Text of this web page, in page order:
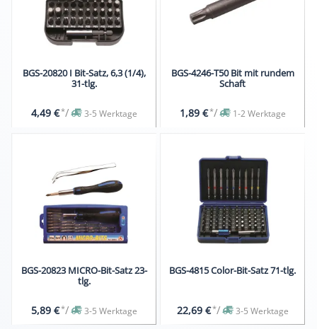
BGS-20820 I Bit-Satz, 6,3 (1/4),
31-tlg.
4,49 €*/ 3-5 Werktage
BGS-4246-T50 Bit mit rundem
Schaft
1,89 €*/ 1-2 Werktage
BGS-20823 MICRO-Bit-Satz 23-
tlg.
5,89 €*/ 3-5 Werktage
BGS-4815 Color-Bit-Satz 71-tlg.
22,69 €*/ 3-5 Werktage